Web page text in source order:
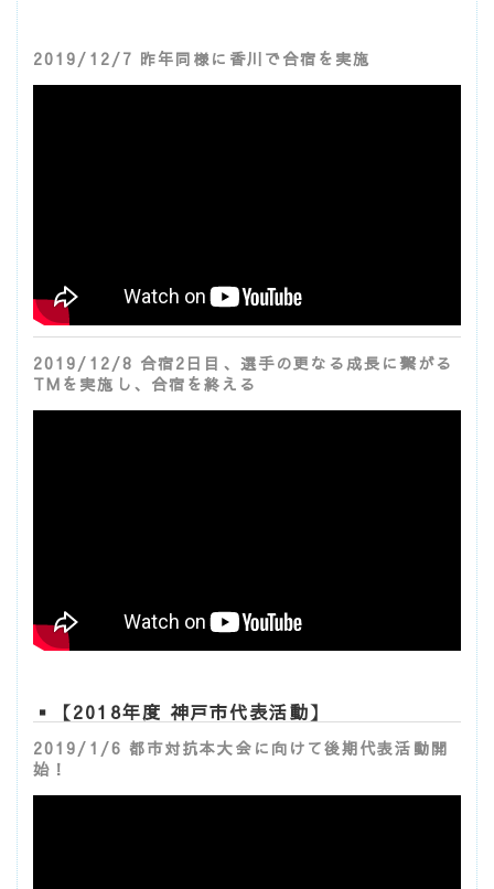
2019/12/7 昨年同様に香川で合宿を実施
2019/12/8 合宿2日目、選手の更なる成長に繋がる
TMを実施し、合宿を終える
▪【2018年度 神戸市代表活動】
2019/1/6 都市対抗本大会に向けて後期代表活動開
始！